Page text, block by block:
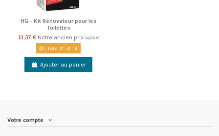
HG - Kit Rénovateur pour les
Toilettes
13,37 € Notre ancien prix 14,85 €
144d. 17 :41 :14
Ajouter au panier
Votre compte